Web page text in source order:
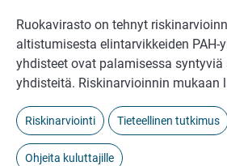
Ruokavirasto on tehnyt
altistumisesta elintarvikkeiden PAH-
yhdisteet ovat palamisessa
yhdisteitä. Riskinarvioinnin mukaan
Riskinarviointi Tieteellinen tutkimus
Ohjeita kuluttajille